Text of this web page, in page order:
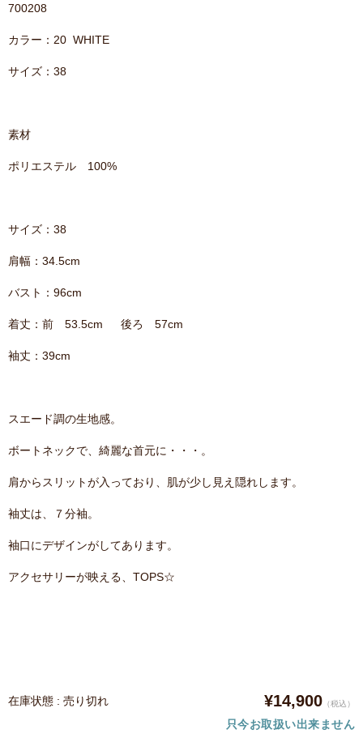
700208
カラー：20 WHITE
サイズ：38
素材
ポリエステル 100%
サイズ：38
肩幅：34.5cm
バスト：96cm
着丈：前 53.5cm 後ろ 57cm
袖丈：39cm
スエード調の生地感。
ボートネックで、綺麗な首元に・・・。
肩からスリットが入っており、肌が少し見え隠れします。
袖丈は、７分袖。
袖口にデザインがしてあります。
アクセサリーが映える、TOPS☆
在庫状態 : 売り切れ ¥14,900 （税込）
只今お取扱い出来ません